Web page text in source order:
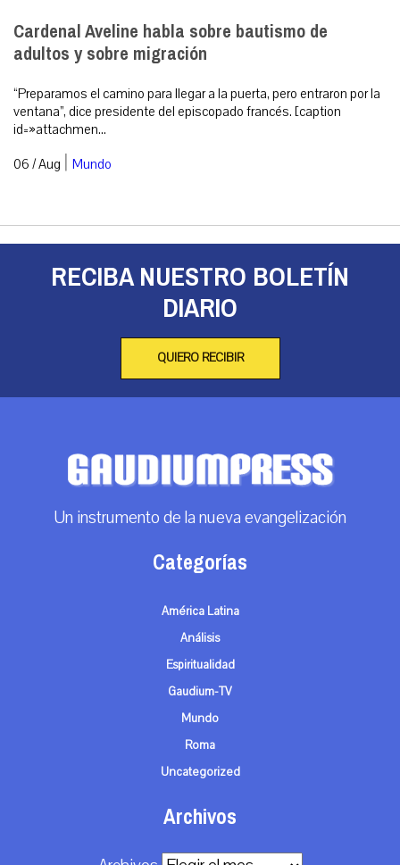
Cardenal Aveline habla sobre bautismo de
adultos y sobre migración
“Preparamos el camino para llegar a la puerta, pero entraron por la
ventana”, dice presidente del episcopado francés. [caption
id=»attachmen...
06 / Aug | Mundo
RECIBA NUESTRO BOLETÍN
DIARIO
QUIERO RECIBIR
Un instrumento de la nueva evangelización
Categorías
América Latina
Análisis
Espiritualidad
Gaudium-TV
Mundo
Roma
Uncategorized
Archivos